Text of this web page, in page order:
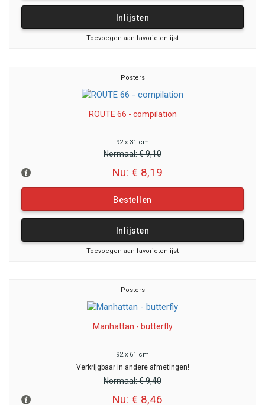
Inlijsten
Toevoegen aan favorietenlijst
Posters
ROUTE 66 - compilation
92 x 31 cm
Normaal:€ 9,10
Nu: € 8,19
Bestellen
Inlijsten
Toevoegen aan favorietenlijst
Posters
Manhattan - butterfly
92 x 61 cm
Verkrijgbaar in andere afmetingen!
Normaal:€ 9,40
Nu: € 8,46